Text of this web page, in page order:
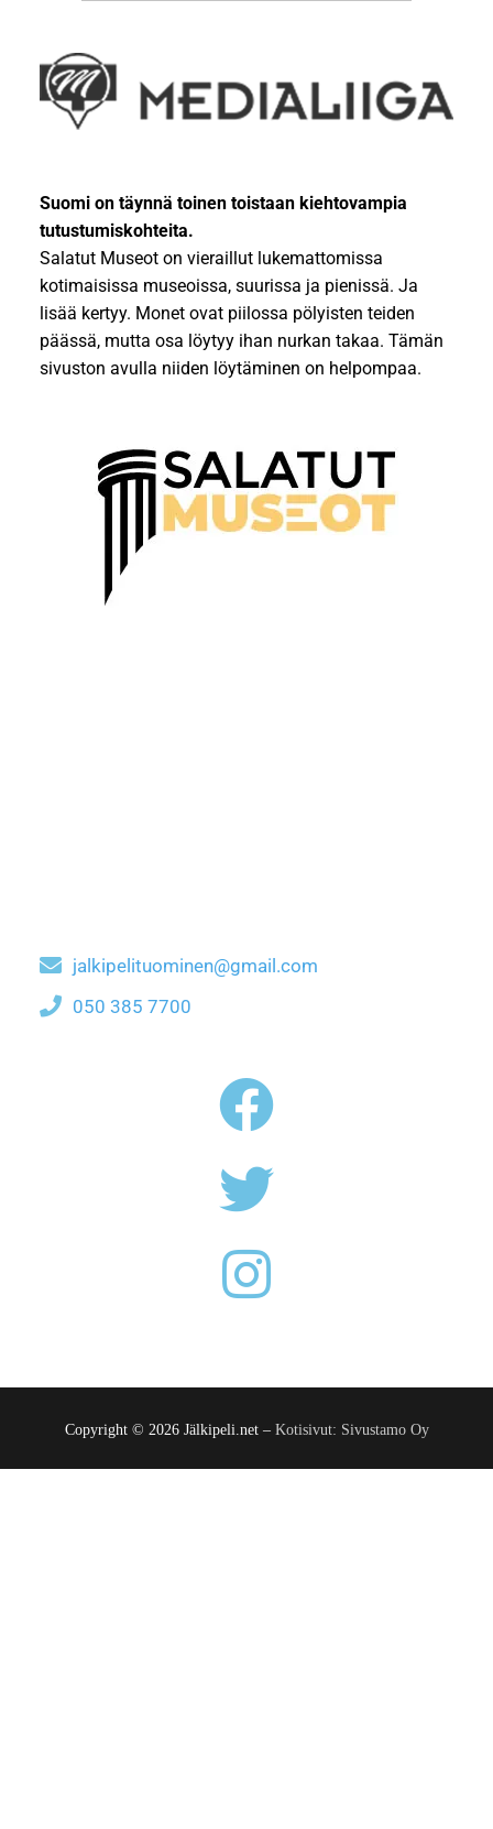
Suomi on täynnä toinen toistaan kiehtovampia
tutustumiskohteita.
Salatut Museot on vieraillut lukemattomissa
kotimaisissa museoissa, suurissa ja pienissä. Ja
lisää kertyy. Monet ovat piilossa pölyisten teiden
päässä, mutta osa löytyy ihan nurkan takaa. Tämän
sivuston avulla niiden löytäminen on helpompaa.
jalkipelituominen@gmail.com
050 385 7700
Copyright © 2026 Jälkipeli.net – Kotisivut: Sivustamo Oy